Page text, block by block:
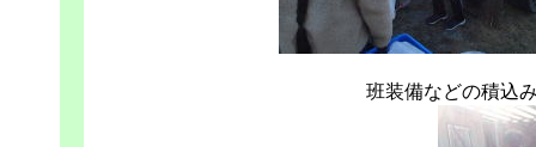
班装備などの積込